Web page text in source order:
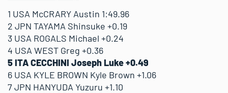
1 USA McCRARY Austin 1:49.96
2 JPN TAYAMA Shinsuke +0.19
3 USA ROGALS Michael +0.24
4 USA WEST Greg +0.36
5 ITA CECCHINI Joseph Luke +0.49
6 USA KYLE BROWN Kyle Brown +1.06
7 JPN HANYUDA Yuzuru +1.10